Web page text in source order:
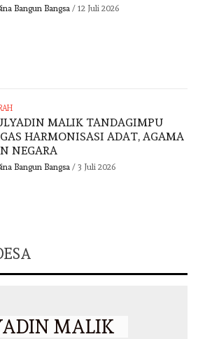
Bangun Bangsa/ 12 Juli 2026
MALIK TANDAGIMPU
HARMONISASI ADAT, AGAMA
NEGARA
Bangun Bangsa/ 3 Juli 2026
MALIK